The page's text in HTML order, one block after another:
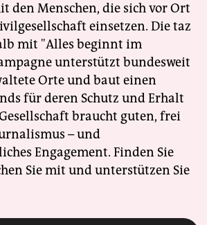
den Menschen, die sich vor Ort
einsetzen. Die taz
mit "Alles beginnt im
unterstützt bundesweit
Orte und baut einen
für deren Schutz und Erhalt
braucht guten, frei
– und
Engagement. Finden Sie
Sie mit und unterstützen Sie